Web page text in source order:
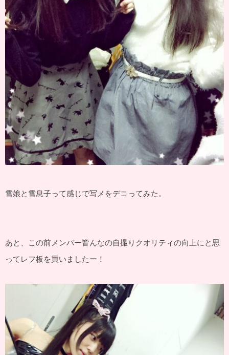
雪娘と雪息子って感じで写メをデコってみた。
あと、この前メンバー皆んなの自撮りクオリティの向上にと思
ってレフ板を買いましたー！